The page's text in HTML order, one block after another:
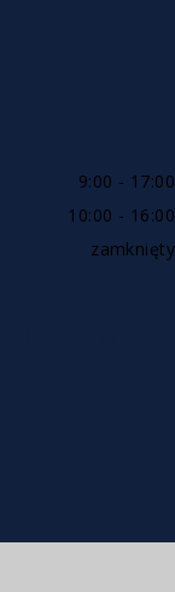
9:00 - 17:00
10:00 - 16:00
zamknięty